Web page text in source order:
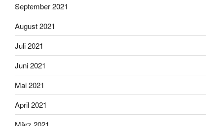
September 2021
August 2021
Juli 2021
Juni 2021
Mai 2021
April 2021